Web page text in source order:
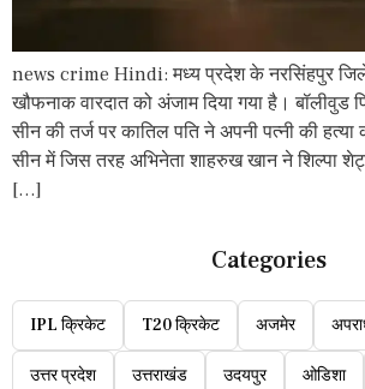
news crime Hindi: मध्य प्रदेश के नरसिंहपुर
खौफनाक वारदात को अंजाम दिया गया है। बॉलीवुड
सीन की तर्ज पर कातिल पति ने अपनी पत्नी की
सीन में जिस तरह अभिनेता शाहरुख खान ने शिल्पा
[…]
Categories
IPL क्रिकेट T20 क्रिकेट अजमेर
उत्तर प्रदेश उत्तराखंड उदयपुर ओडिशा